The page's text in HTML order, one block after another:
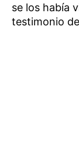
se los había
testimonio